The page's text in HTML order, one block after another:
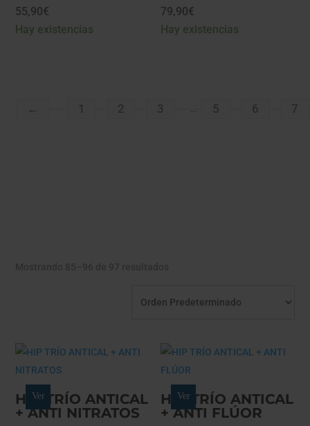
55,90€
Hay existencias
79,90€
Hay existencias
← 1 2 3 5 6 7
HIP TRÍO ANTICAL
+ ANTI NITRATOS
Ver
HIP TRÍO ANTICAL
+ ANTI FLÚOR
Ver